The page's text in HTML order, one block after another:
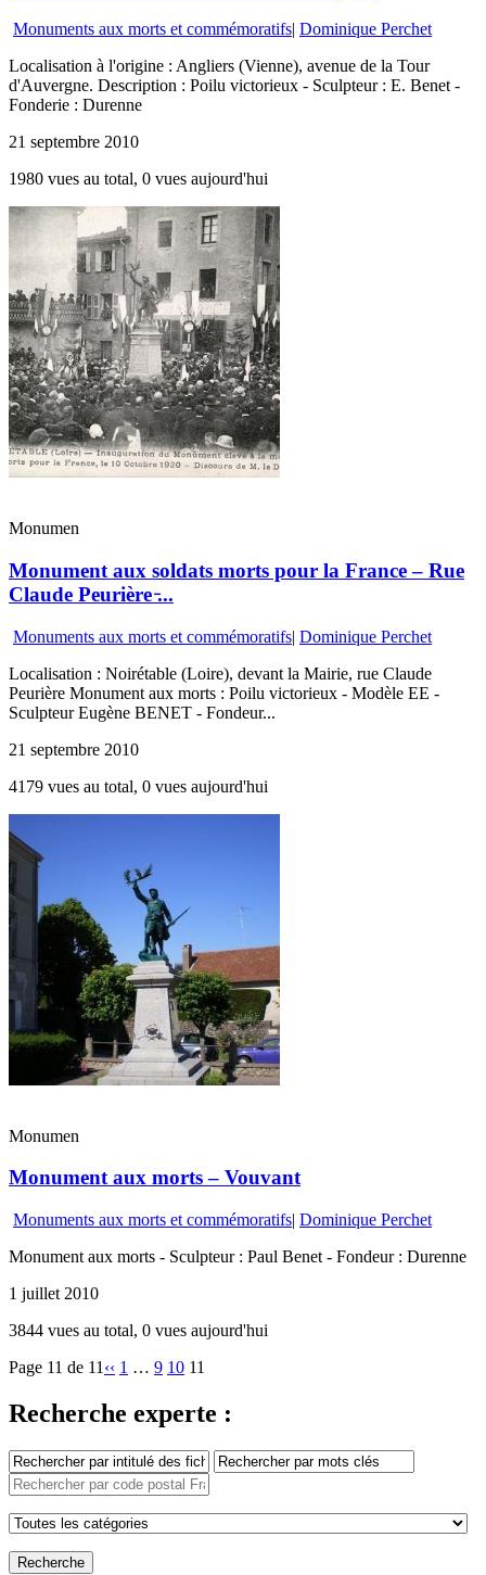
Monuments aux morts et commémoratifs| Dominique Perchet
Localisation à l'origine : Angliers (Vienne), avenue de la Tour
d'Auvergne. Description : Poilu victorieux - Sculpteur : E. Benet -
Fonderie : Durenne
21 septembre 2010
1980 vues au total, 0 vues aujourd'hui
Monumen
Monument aux soldats morts pour la France – Rue
Claude Peurière ̵...
Monuments aux morts et commémoratifs| Dominique Perchet
Localisation : Noirétable (Loire), devant la Mairie, rue Claude
Peurière Monument aux morts : Poilu victorieux - Modèle EE -
Sculpteur Eugène BENET - Fondeur...
21 septembre 2010
4179 vues au total, 0 vues aujourd'hui
Monumen
Monument aux morts – Vouvant
Monuments aux morts et commémoratifs| Dominique Perchet
Monument aux morts - Sculpteur : Paul Benet - Fondeur : Durenne
1 juillet 2010
3844 vues au total, 0 vues aujourd'hui
Page 11 de 11 ‹‹ 1 … 9 10 11
Recherche experte :